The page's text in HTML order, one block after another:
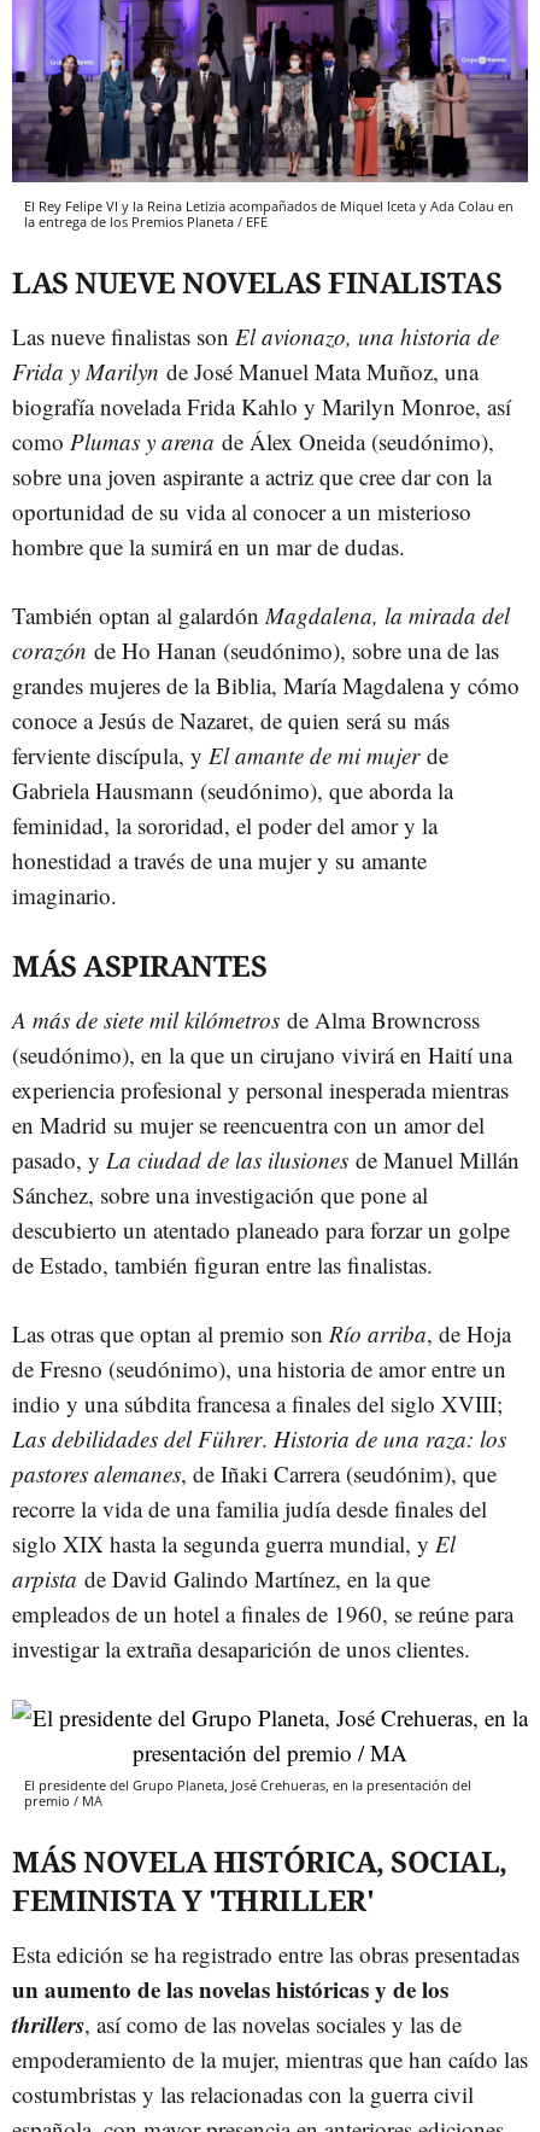
El Rey Felipe VI y la Reina Letizia acompañados de Miquel Iceta y Ada Colau en
la entrega de los Premios Planeta / EFE
LAS NUEVE NOVELAS FINALISTAS
Las nueve finalistas son El avionazo, una historia de
Frida y Marilyn de José Manuel Mata Muñoz, una
biografía novelada Frida Kahlo y Marilyn Monroe, así
como Plumas y arena de Álex Oneida (seudónimo),
sobre una joven aspirante a actriz que cree dar con la
oportunidad de su vida al conocer a un misterioso
hombre que la sumirá en un mar de dudas.
También optan al galardónMagdalena, la mirada del
corazón de Ho Hanan (seudónimo), sobre una de las
grandes mujeres de la Biblia, María Magdalena y cómo
conoce a Jesús de Nazaret, de quien será su más
ferviente discípula, y El amante de mi mujerde
Gabriela Hausmann (seudónimo), que aborda la
feminidad, la sororidad, el poder del amor y la
honestidad a través de una mujer y su amante
imaginario.
MÁS ASPIRANTES
A más de siete mil kilómetros de Alma Browncross
(seudónimo), en la que un cirujano vivirá en Haití una
experiencia profesional y personal inesperada mientras
en Madrid su mujer se reencuentra con un amor del
pasado, y La ciudad de las ilusiones de Manuel Millán
Sánchez, sobre una investigación que pone al
descubierto un atentado planeado para forzar un golpe
de Estado, también figuran entre las finalistas.
Las otras que optan al premio son Río arriba, de Hoja
de Fresno (seudónimo), una historia de amor entre un
indio y una súbdita francesa a finales del siglo XVIII;
Las debilidades del Führer. Historia de una raza: los
pastores alemanes, de Iñaki Carrera (seudónim), que
recorre la vida de una familia judía desde finales del
siglo XIX hasta la segunda guerra mundial, y El
arpista de David Galindo Martínez, en la que
empleados de un hotel a finales de 1960, se reúne para
investigar la extraña desaparición de unos clientes.
El presidente del Grupo Planeta, José Crehueras, en la presentación del
premio / MA
MÁS NOVELA HISTÓRICA, SOCIAL,
FEMINISTA Y 'THRILLER'
Esta edición se ha registrado entre las obras presentadas
un aumento de las novelas históricas y de los
thrillers, así como de las novelas sociales y las de
empoderamiento de la mujer, mientras que han caído las
costumbristas y las relacionadas con la guerra civil